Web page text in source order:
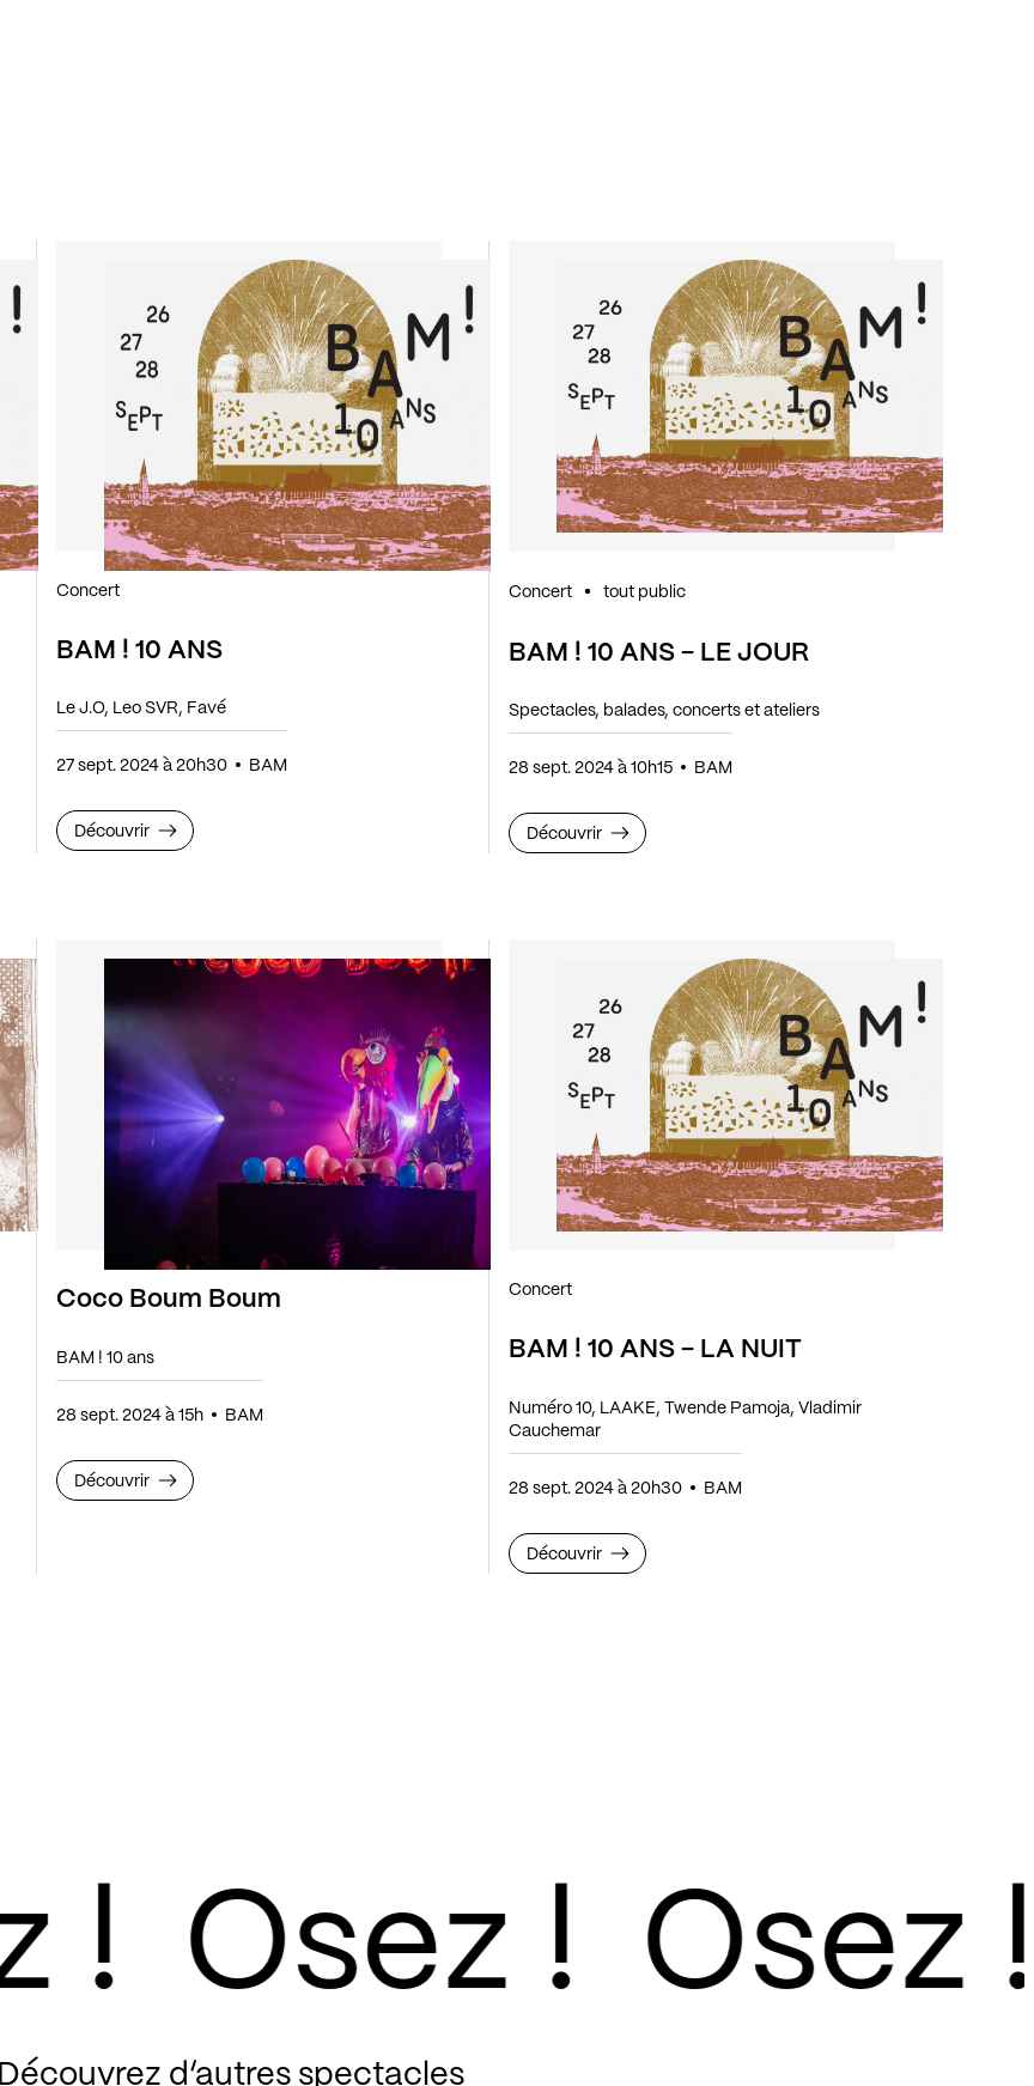
gâteaux, évidemment. Excuses non
acceptées, déguisements et cadeaux
bienvenus !
BAM ! 10 ANS
Concert
Le J.O, Leo SVR, Favé
27 sept. 2024 à 20h30 BAM
Découvrir
BAM ! 10 ANS - LE JOUR
Concert tout public
Spectacles, balades, concerts et ateliers
28 sept. 2024 à 10h15 BAM
Découvrir
Coco Boum Boum
BAM ! 10 ans
28 sept. 2024 à 15h BAM
Découvrir
BAM ! 10 ANS - LA NUIT
Concert
Numéro 10, LAAKE, Twende Pamoja, Vladimir
Cauchemar
28 sept. 2024 à 20h30 BAM
Découvrir
Découvrez d’autres spectacles